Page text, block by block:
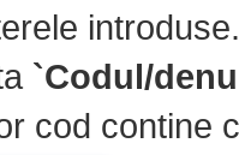
introduse.
`Codul/
cod contine